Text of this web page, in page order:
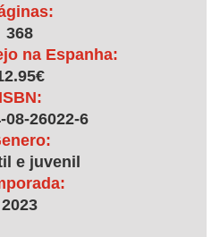
368
na Espanha:
ISBN:
08-26022-6
e juvenil
2023